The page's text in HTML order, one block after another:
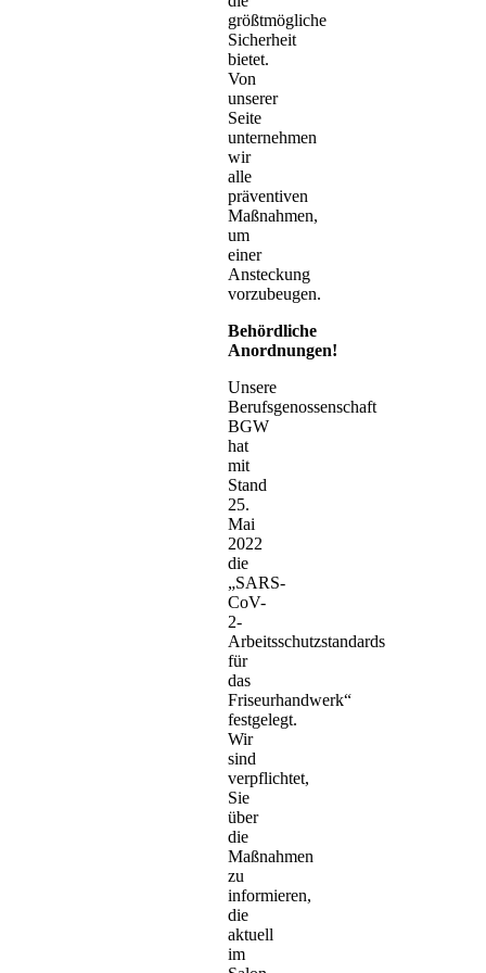
größtmögliche
Sicherheit
bietet.
Von
unserer
Seite
unternehmen
wir
alle
präventiven
Maßnahmen,
um
einer
Ansteckung
vorzubeugen.
Behördliche
Anordnungen!
Unsere
Berufsgenossenschaft
BGW
hat
mit
Stand
25.
Mai
2022
die
„SARS-
CoV-
2-
Arbeitsschutzstandards
für
das
Friseurhandwerk“
festgelegt.
Wir
sind
verpflichtet,
Sie
über
die
Maßnahmen
zu
informieren,
die
aktuell
im